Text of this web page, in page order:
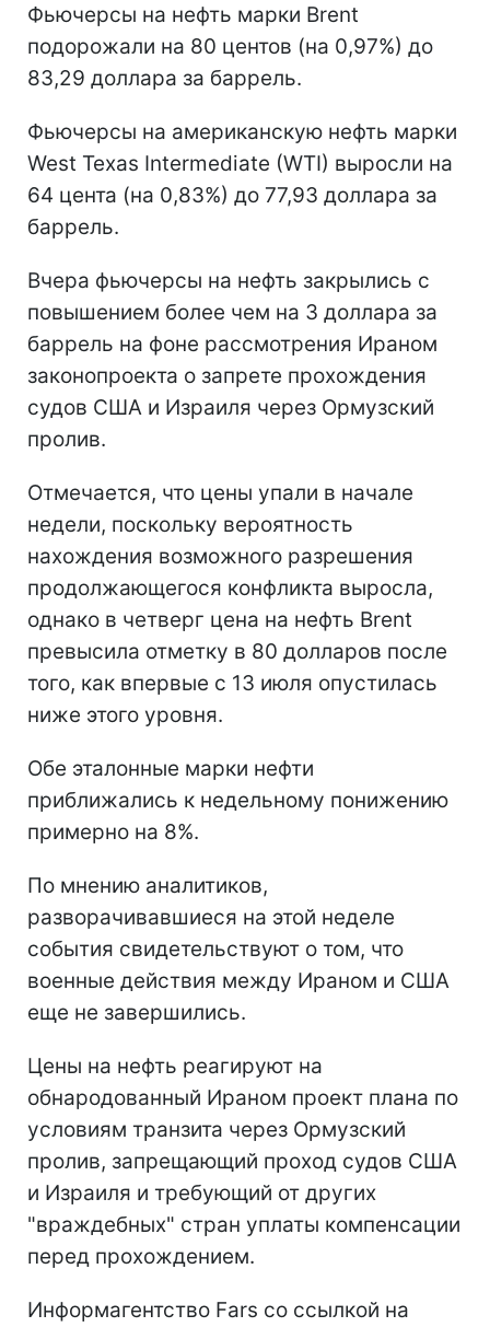
Фьючерсы на нефть марки Brent
подорожали на 80 центов (на 0,97%) до
83,29 доллара за баррель.
Фьючерсы на американскую нефть марки
West Texas Intermediate (WTI) выросли на
64 цента (на 0,83%) до 77,93 доллара за
баррель.
Вчера фьючерсы на нефть закрылись с
повышением более чем на 3 доллара за
баррель на фоне рассмотрения Ираном
законопроекта о запрете прохождения
судов США и Израиля через Ормузский
пролив.
Отмечается, что цены упали в начале
недели, поскольку вероятность
нахождения возможного разрешения
продолжающегося конфликта выросла,
однако в четверг цена на нефть Brent
превысила отметку в 80 долларов после
того, как впервые с 13 июля опустилась
ниже этого уровня.
Обе эталонные марки нефти
приближались к недельному понижению
примерно на 8%.
По мнению аналитиков,
разворачивавшиеся на этой неделе
события свидетельствуют о том, что
военные действия между Ираном и США
еще не завершились.
Цены на нефть реагируют на
обнародованный Ираном проект плана по
условиям транзита через Ормузский
пролив, запрещающий проход судов США
и Израиля и требующий от других
"враждебных" стран уплаты компенсации
перед прохождением.
Информагентство Fars со ссылкой на